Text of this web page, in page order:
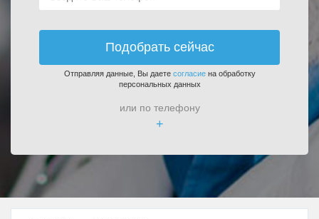
Подобрать сейчас
Отправляя данные, Вы даете согласиена обработку
персональных данных
или по телефону
+